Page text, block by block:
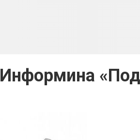
Информина